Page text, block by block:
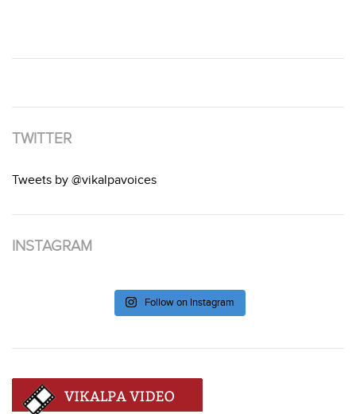
TWITTER
Tweets by @vikalpavoices
INSTAGRAM
Follow on Instagram